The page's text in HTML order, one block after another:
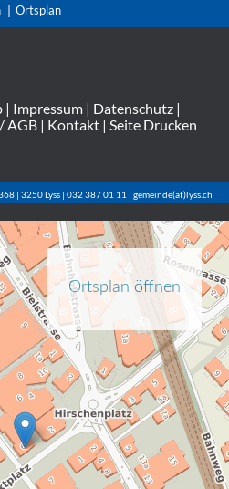
Ortsplan
| Impressum| Datenschutz|
AGB| Kontakt| Seite Drucken
| 3250 Lyss | 032 387 01 11 | gemeinde(at)lyss.ch